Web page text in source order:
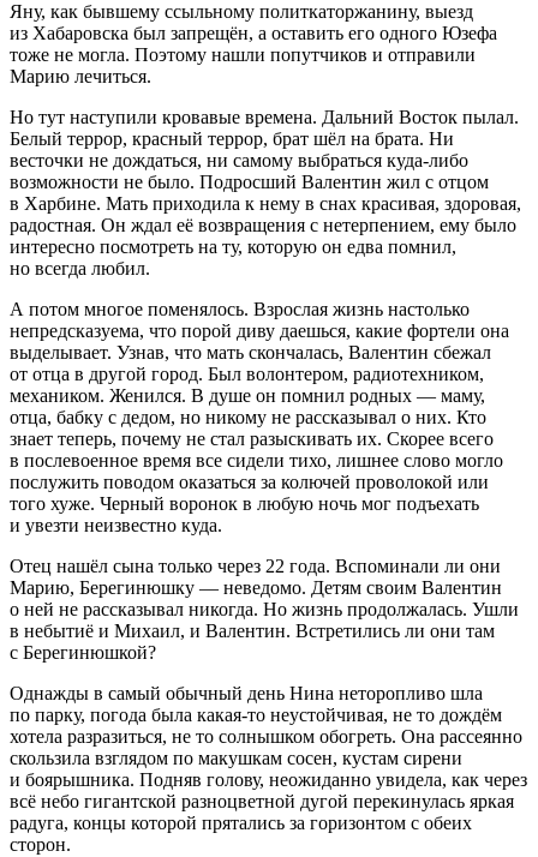
Яну, как бывшему ссыльному политкаторжанину, выезд
из Хабаровска был запрещён, а оставить его одного Юзефа
тоже не могла. Поэтому нашли попутчиков и отправили
Марию лечиться.
Но тут наступили кровавые времена. Дальний Восток пылал.
Белый террор, красный террор, брат шёл на брата. Ни
весточки не дождаться, ни самому выбраться куда-либо
возможности не было. Подросший Валентин жил с отцом
в Харбине. Мать приходила к нему в снах красивая, здоровая,
радостная. Он ждал её возвращения с нетерпением, ему было
интересно посмотреть на ту, которую он едва помнил,
но всегда любил.
А потом многое поменялось. Взрослая жизнь настолько
непредсказуема, что порой диву даешься, какие фортели она
выделывает. Узнав, что мать скончалась, Валентин сбежал
от отца в другой город. Был волонтером, радиотехником,
механиком. Женился. В душе он помнил родных — маму,
отца, бабку с дедом, но никому не рассказывал о них. Кто
знает теперь, почему не стал разыскивать их. Скорее всего
в послевоенное время все сидели тихо, лишнее слово могло
послужить поводом оказаться за колючей проволокой или
того хуже. Черный воронок в любую ночь мог подъехать
и увезти неизвестно куда.
Отец нашёл сына только через 22 года. Вспоминали ли они
Марию, Берегинюшку — неведомо. Детям своим Валентин
о ней не рассказывал никогда. Но жизнь продолжалась. Ушли
в небытиё и Михаил, и Валентин. Встретились ли они там
с Берегинюшкой?
Однажды в самый обычный день Нина неторопливо шла
по парку, погода была какая-то неустойчивая, не то дождём
хотела разразиться, не то солнышком обогреть. Она рассеянно
скользила взглядом по макушкам сосен, кустам сирени
и боярышника. Подняв голову, неожиданно увидела, как через
всё небо гигантской разноцветной дугой перекинулась яркая
радуга, концы которой прятались за горизонтом с обеих
сторон.